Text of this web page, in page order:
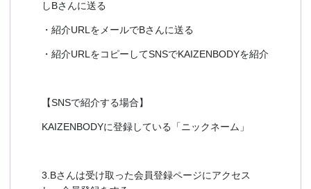
しBさんに送る
・紹介URLをメールでBさんに送る
・紹介URLをコピーしてSNSでKAIZENBODYを紹介
【SNSで紹介する場合】
KAIZENBODYに登録している「ニックネーム」
3.Bさんは受け取った会員登録ページにアクセス